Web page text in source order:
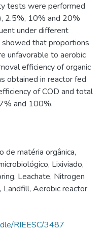
tests were performed
2.5%, 10% and 20%
under different
that proportions
unfavorable to aerobic
efficiency of organic
obtained in reactor fed
of COD and total
and 100%,
de matéria orgânica,
, Lixiviado,
, Leachate, Nitrogen
, Landfill, Aerobic reactor
RIEESC/3487